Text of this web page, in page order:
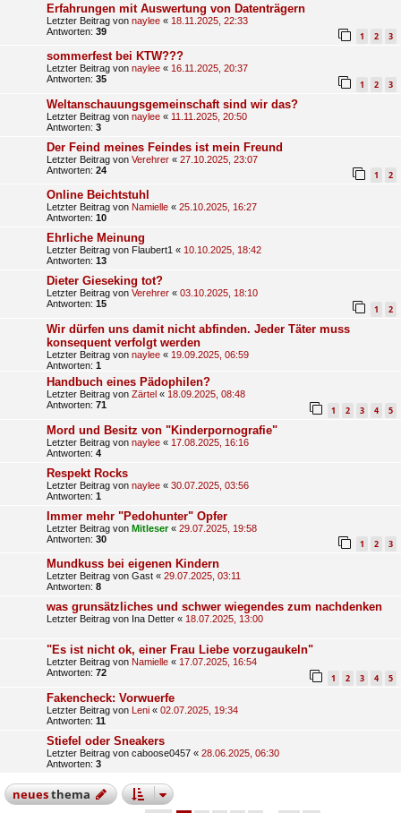
Erfahrungen mit Auswertung von Datenträgern
Letzter Beitrag von naylee « 18.11.2025, 22:33
Antworten: 39 1 2 3
sommerfest bei KTW???
Letzter Beitrag von naylee « 16.11.2025, 20:37
Antworten: 35 1 2 3
Weltanschauungsgemeinschaft sind wir das?
Letzter Beitrag von naylee « 11.11.2025, 20:50
Antworten: 3
Der Feind meines Feindes ist mein Freund
Letzter Beitrag von Verehrer « 27.10.2025, 23:07
Antworten: 24 1 2
Online Beichtstuhl
Letzter Beitrag von Namielle « 25.10.2025, 16:27
Antworten: 10
Ehrliche Meinung
Letzter Beitrag von Flaubert1 « 10.10.2025, 18:42
Antworten: 13
Dieter Gieseking tot?
Letzter Beitrag von Verehrer « 03.10.2025, 18:10
Antworten: 15 1 2
Wir dürfen uns damit nicht abfinden. Jeder Täter muss
konsequent verfolgt werden
Letzter Beitrag von naylee « 19.09.2025, 06:59
Antworten: 1
Handbuch eines Pädophilen?
Letzter Beitrag von Zärtel « 18.09.2025, 08:48
Antworten: 71 1 2 3 4 5
Mord und Besitz von "Kinderpornografie"
Letzter Beitrag von naylee « 17.08.2025, 16:16
Antworten: 4
Respekt Rocks
Letzter Beitrag von naylee « 30.07.2025, 03:56
Antworten: 1
Immer mehr "Pedohunter" Opfer
Letzter Beitrag von Mitleser« 29.07.2025, 19:58
Antworten: 30 1 2 3
Mundkuss bei eigenen Kindern
Letzter Beitrag von Gast « 29.07.2025, 03:11
Antworten: 8
was grunsätzliches und schwer wiegendes zum nachdenken
Letzter Beitrag von Ina Detter « 18.07.2025, 13:00
"Es ist nicht ok, einer Frau Liebe vorzugaukeln"
Letzter Beitrag von Namielle « 17.07.2025, 16:54
Antworten: 72 1 2 3 4 5
Fakencheck: Vorwuerfe
Letzter Beitrag von Leni « 02.07.2025, 19:34
Antworten: 11
Stiefel oder Sneakers
Letzter Beitrag von caboose0457 « 28.06.2025, 06:30
Antworten: 3
neuesthema